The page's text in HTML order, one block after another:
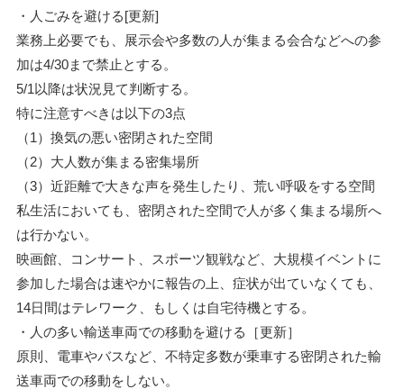
・人ごみを避ける[更新]
業務上必要でも、展示会や多数の人が集まる会合などへの参
加は4/30まで禁止とする。
5/1以降は状況見て判断する。
特に注意すべきは以下の3点
（1）換気の悪い密閉された空間
（2）大人数が集まる密集場所
（3）近距離で大きな声を発生したり、荒い呼吸をする空間
私生活においても、密閉された空間で人が多く集まる場所へ
は行かない。
映画館、コンサート、スポーツ観戦など、大規模イベントに
参加した場合は速やかに報告の上、症状が出ていなくても、
14日間はテレワーク、もしくは自宅待機とする。
・人の多い輸送車両での移動を避ける［更新］
原則、電車やバスなど、不特定多数が乗車する密閉された輸
送車両での移動をしない。